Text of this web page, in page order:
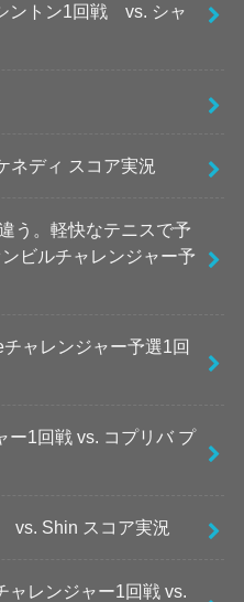
ントン1回戦 vs. シャ
ネディ スコア実況
う。軽快なテニスで予
ビルチャレンジャー予
ャレンジャー予選1回
ー1回戦 vs. コプリバ プ
vs. Shin スコア実況
ャレンジャー1回戦 vs.